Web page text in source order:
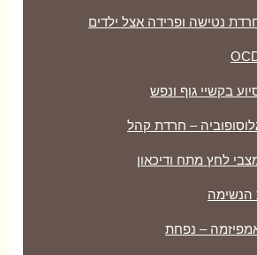
נטישה ופרידה אצל ילדים
בקשיי גוף ונפש
– חרדת קהל
לחץ מתח ודיכאון
הנשימה
– נפחת